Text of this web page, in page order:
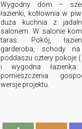
Wygodny dom –
łazienki, kotłownia w
duża kuchnia z
salonem. W salonie
taras. Pokój,
garderoba, schody
poddaszu cztery pokoje
i wygodna
pomieszczenia
wersje projektu.